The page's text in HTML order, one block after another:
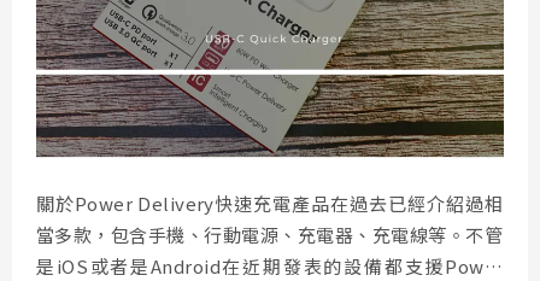
關於Power Delivery快速充電產品在過去已經介紹過相
當多款，包含手機、行動電源、充電器、充電線等。不管
是iOS或者是Android在近期發表的設備都支援Power